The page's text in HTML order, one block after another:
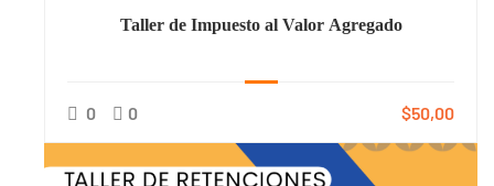
Taller de Impuesto al Valor Agregado
0 0 $50,00